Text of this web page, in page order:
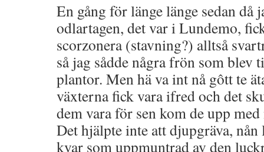
En gång för länge länge sedan då
odlartagen, det var i Lundemo,
scorzonera (stavning?) alltså
så jag sådde några frön som blev
plantor. Men hä va int nå gôtt te
växterna fick vara ifred och det
dem vara för sen kom de upp
Det hjälpte inte att djupgräva,
kvar som uppmuntrad av den